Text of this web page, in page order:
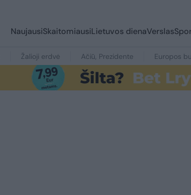
NaujausiSkaitomiausiLietuvos dienaVerslas
Žalioji erdvė Ačiū, Prezidente Europos